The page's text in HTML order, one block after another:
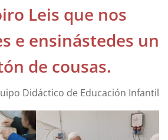
Leis que nos
e ensinástedes un
de cousas.
Didáctico de Educación Infantil